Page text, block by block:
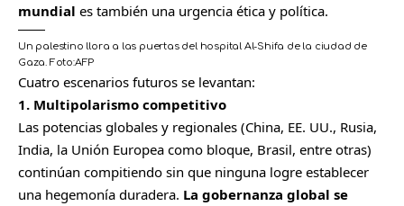
mundial es también una urgencia ética y política.
Un palestino llora a las puertas del hospital Al-Shifa de la ciudad de
Gaza. Foto:AFP
Cuatro escenarios futuros se levantan:
1. Multipolarismo competitivo
Las potencias globales y regionales (China, EE. UU., Rusia,
India, la Unión Europea como bloque, Brasil, entre otras)
continúan compitiendo sin que ninguna logre establecer
una hegemonía duradera. La gobernanza global se